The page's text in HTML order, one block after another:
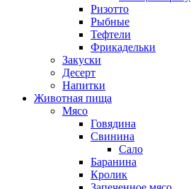
Ризотто
Рыбные
Тефтели
Фрикадельки
Закуски
Десерт
Напитки
Животная пища
Мясо
Говядина
Свинина
Сало
Баранина
Кролик